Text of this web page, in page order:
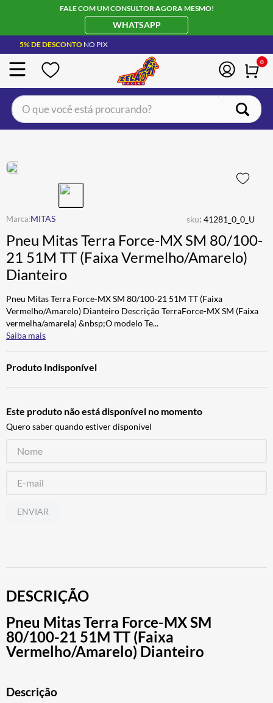
FALE COM UM CONSULTOR AGORA MESMO!
WHATSAPP
5% DE DESCONTO NO PIX
0
O que você está procurando?
MITAS sku: 41281_0_0_U
Pneu Mitas Terra Force-MX SM 80/100-
21 51M TT (Faixa Vermelho/Amarelo)
Dianteiro
Pneu Mitas Terra Force-MX SM 80/100-21 51M TT (Faixa
Vermelho/Amarelo) Dianteiro Descrição TerraForce-MX SM (Faixa
vermelha/amarela) &nbsp;O modelo Te...
Saiba mais
Produto Indisponível
Este produto não está disponível no momento
Quero saber quando estiver disponível
ENVIAR
DESCRIÇÃO
Pneu Mitas Terra Force-MX SM
80/100-21 51M TT (Faixa
Vermelho/Amarelo) Dianteiro
Descrição
JAQUETA
4º ÓCULOS SOLAR
5º LUVA
6º ALPINESTAR
7º BAU
8º CALÇA
9º AIROH